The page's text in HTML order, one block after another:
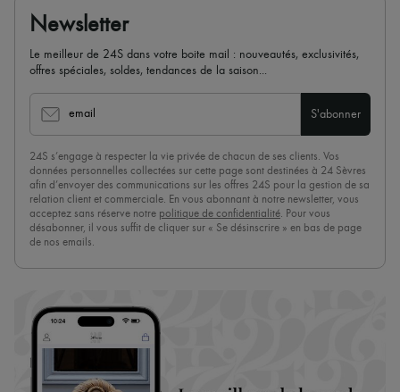
Newsletter
Le meilleur de 24S dans votre boite mail : nouveautés, exclusivités,
offres spéciales, soldes, tendances de la saison...
email S'abonner
24S s’engage à respecter la vie privée de chacun de ses clients. Vos
données personnelles collectées sur cette page sont destinées à 24 Sèvres
afin d’envoyer des communications sur les offres 24S pour la gestion de sa
relation client et commerciale. En vous abonnant à notre newsletter, vous
acceptez sans réserve notre politique de confidentialité. Pour vous
désabonner, il vous suffit de cliquer sur « Se désinscrire » en bas de page
de nos emails.